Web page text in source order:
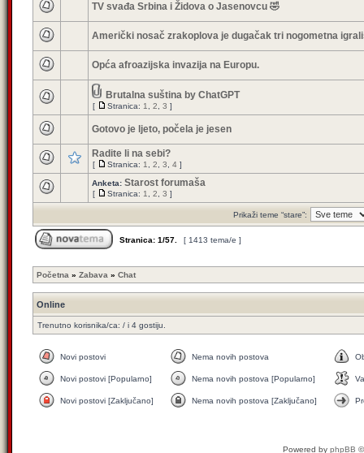
TV svađa Srbina i Židova o Jasenovcu 🤣
Američki nosač zrakoplova je dugačak tri nogometna
Opća afroazijska invazija na Europu.
Brutalna suština by ChatGPT
[ Stranica: 1 2 3 ]
Gotovo je ljeto, počela je jesen
Radite li na sebi?
[ Stranica: 1 2 3 4 ]
Anketa: Starost forumaša
[ Stranica: 1 2 3 ]
Prikaži teme “stare”:
Stranica: 1/57 [ 1413 tema/e ]
Početna » Zabava » Chat
Online
Trenutno korisnika/ca: / i 4 gostiju.
Novi postovi Nema novih postova
Novi postovi [Popularno] Nema novih postova [Popularno]
Novi postovi [Zaključano] Nema novih postova [Zaključano]
Powered by phpBB